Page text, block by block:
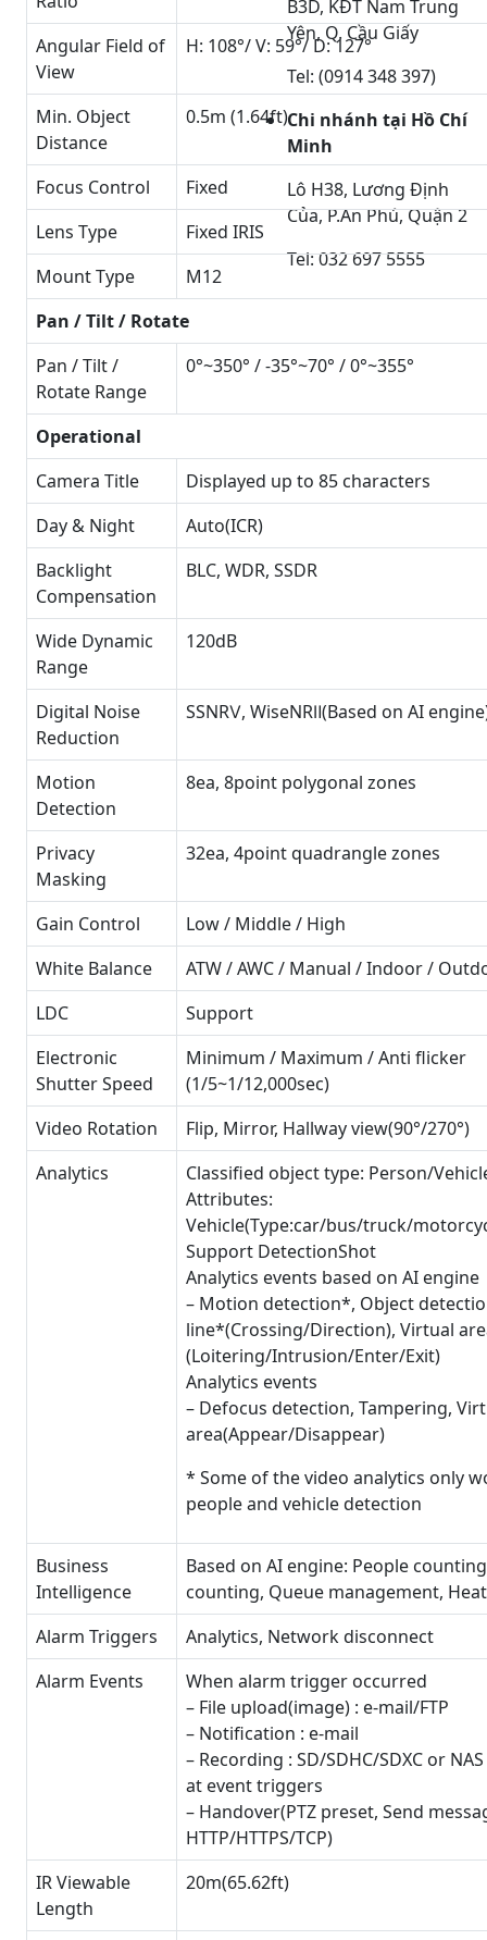
B3D, KĐT Nam Trung
Yên, Q. Cầu Giấy
Tel: (0914 348 397)
Chi nhánh tại Hồ Chí
Minh
Lô H38, Lương Định
Của, P.An Phú, Quận 2
Tel: 032 697 5555
Angular Field of
View
H: 108°/ V: 59°/ D: 127°
Min. Object
Distance
0.5m (1.64ft)
Focus Control
Fixed
Lens Type
Fixed IRIS
Mount Type
M12
Pan / Tilt / Rotate
Pan / Tilt /
Rotate Range
0°~350° / -35°~70° / 0°~355°
Operational
Camera Title
Displayed up to 85 characters
Day & Night
Auto(ICR)
Backlight
Compensation
BLC, WDR, SSDR
Wide Dynamic
Range
120dB
Digital Noise
Reduction
SSNRⅤ, WiseNRⅡ(Based on AI
Motion
Detection
8ea, 8point polygonal zones
Privacy
Masking
32ea, 4point quadrangle zones
Gain Control
Low / Middle / High
White Balance
ATW / AWC / Manual / Indoor /
LDC
Support
Electronic
Shutter Speed
Minimum / Maximum / Anti flicker
(1/5~1/12,000sec)
Video Rotation
Flip, Mirror, Hallway view(90°/270°)
Analytics
Classified object type: Person/
Attributes:
Vehicle(Type:car/bus/truck/
Support DetectionShot
Analytics events based on AI engine
– Motion detection*, Object
line*(Crossing/Direction), Virtual
(Loitering/Intrusion/Enter/Exit)
Analytics events
– Defocus detection, Tampering,
area(Appear/Disappear)
* Some of the video analytics only
people and vehicle detection
Business
Intelligence
Based on AI engine: People
counting, Queue management,
Alarm Triggers
Analytics, Network disconnect
Alarm Events
When alarm trigger occurred
– File upload(image) : e-mail/FTP
– Notification : e-mail
– Recording : SD/SDHC/SDXC or
at event triggers
– Handover(PTZ preset, Send
HTTP/HTTPS/TCP)
IR Viewable
Length
20m(65.62ft)